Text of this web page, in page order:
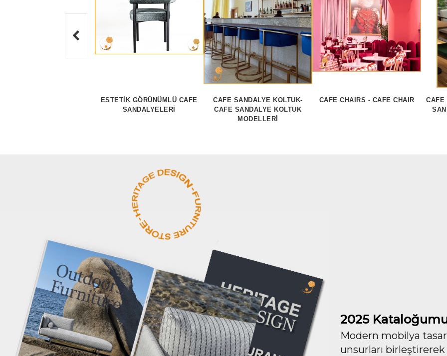
ESTETIK GÖRÜNÜMLÜ CAFE
SANDALYELERI
CAFE SANDALYE KOLTUK-
CAFE SANDALYE KOLTUK
MODELLERİ
CAFE CHAIRS - CAFE CHAIR
CAFE
2025
Modern mobilya
unsurları